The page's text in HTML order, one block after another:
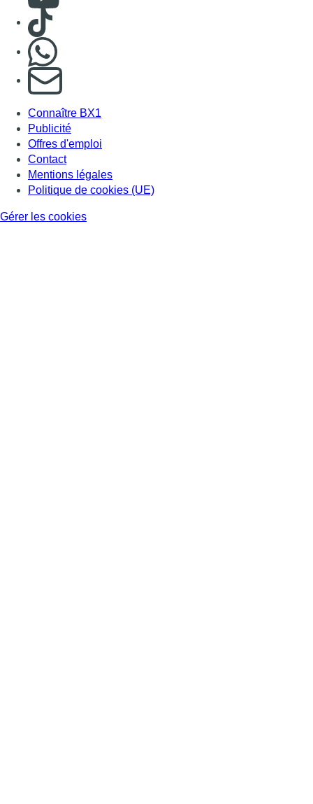
Consulter TikTok
S'abonner à notre newsletter
Connaître BX1
Publicité
Offres d'emploi
Contact
Mentions légales
Politique de cookies (UE)
Gérer les cookies